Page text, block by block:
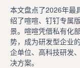
本文盘点了2026年最
绍了喧喧、钉钉专属
景。喧喧凭借私有化
势，成为研发型企业
企单位、高科技研发
决方案。